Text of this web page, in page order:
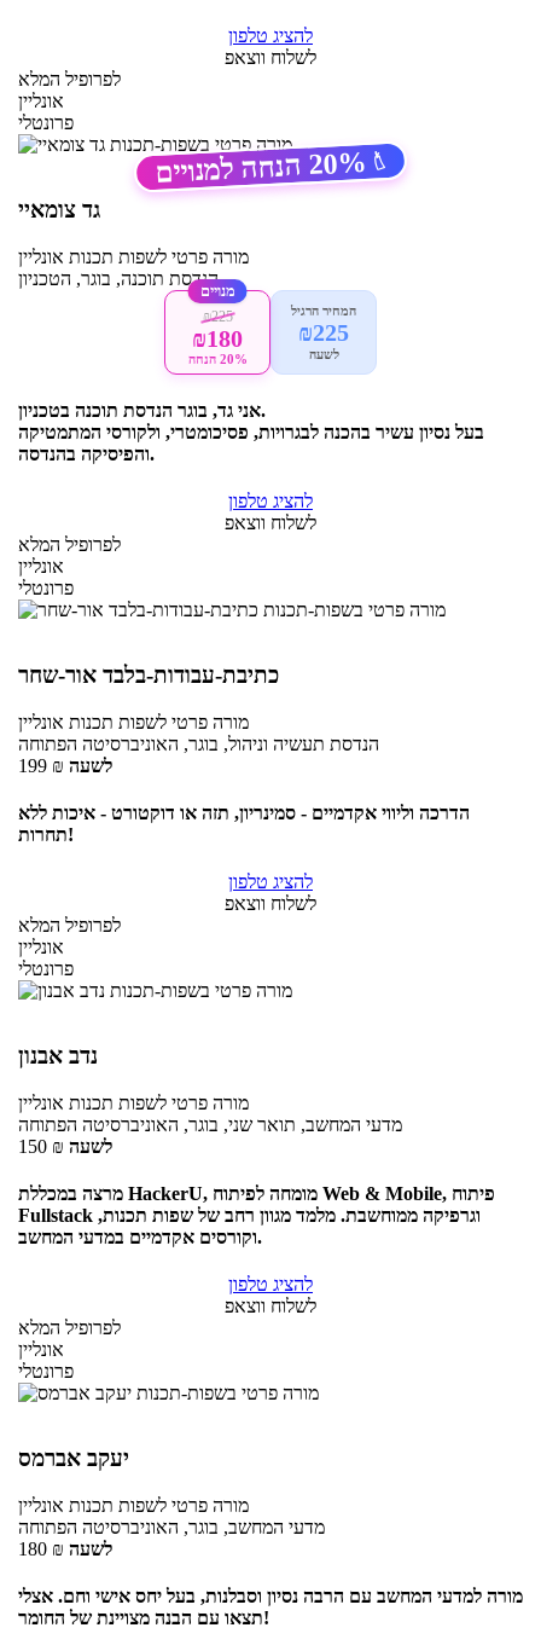
להציג טלפון
לשלוח ווצאפ
לפרופיל המלא
אונליין
פרונטלי
🏷️
20%
הנחה למנויים
גד צומאיי
מורה פרטי לשפות תכנות אונליין
הנדסת תוכנה, בוגר, הטכניון
המחיר הרגיל
₪225
לשעה
מנויים
₪225
₪180
20% הנחה
אני גד, בוגר הנדסת תוכנה בטכניון.
בעל נסיון עשיר בהכנה לבגרויות, פסיכומטרי, ולקורסי המתמטיקה
והפיסיקה בהנדסה.
להציג טלפון
לשלוח ווצאפ
לפרופיל המלא
אונליין
פרונטלי
כתיבת-עבודות-בלבד אור-שחר
מורה פרטי לשפות תכנות אונליין
הנדסת תעשיה וניהול, בוגר, האוניברסיטה הפתוחה
199 ₪ לשעה
הדרכה וליווי אקדמיים - סמינריון, תזה או דוקטורט - איכות ללא
תחרות!
להציג טלפון
לשלוח ווצאפ
לפרופיל המלא
אונליין
פרונטלי
נדב אבנון
מורה פרטי לשפות תכנות אונליין
מדעי המחשב, תואר שני, בוגר, האוניברסיטה הפתוחה
150 ₪ לשעה
מרצה במכללת HackerU, מומחה לפיתוח Web & Mobile, פיתוח
Fullstack וגרפיקה ממוחשבת. מלמד מגוון רחב של שפות תכנות,
וקורסים אקדמיים במדעי המחשב.
להציג טלפון
לשלוח ווצאפ
לפרופיל המלא
אונליין
פרונטלי
יעקב אברמס
מורה פרטי לשפות תכנות אונליין
מדעי המחשב, בוגר, האוניברסיטה הפתוחה
180 ₪ לשעה
מורה למדעי המחשב עם הרבה נסיון וסבלנות, בעל יחס אישי וחם. אצלי
תצאו עם הבנה מצויינת של החומר!